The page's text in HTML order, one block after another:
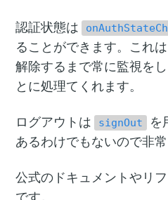
認証状態は
ることができます。これ
解除するまで常に監視を
とに処理てくれます。
ログアウトは signOut
を
あるわけでもないので非常
公式のドキュメントやリ
です。